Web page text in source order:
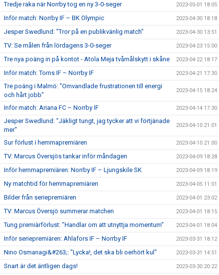
Tredje raka när Norrby tog en ny 3-0-seger 2023-05-01 18:05
Inför match: Norrby IF – BK Olympic 2023-04-30 18:18
Jesper Swedlund: "Tror på en publikvänlig match" 2023-04-30 13:51
TV: Se målen från lördagens 3-0-seger 2023-04-23 15:00
Tre nya poäng in på kontot - Atola Meja tvåmålskytt i skåne 2023-04-22 18:17
Inför match: Torns IF – Norrby IF 2023-04-21 17:30
Tre poäng i Malmö: "Omvandlade frustrationen till energi
och hårt jobb"
2023-04-15 18:24
Inför match: Ariana FC – Norrby IF 2023-04-14 17:30
Jesper Swedlund: "Jäkligt tungt, jag tycker att vi förtjänade
mer"
2023-04-10 21:01
Sur förlust i hemmapremiären 2023-04-10 21:00
TV: Marcus Översjös tankar inför måndagen 2023-04-09 18:28
Inför hemmapremiären: Norrby IF – Ljungskile SK 2023-04-09 18:19
Ny matchtid för hemmapremiären 2023-04-05 11:01
Bilder från seriepremiären 2023-04-01 23:02
TV: Marcus Översjö summerar matchen 2023-04-01 18:15
Tung premiärförlust: "Handlar om att utnyttja momentum" 2023-04-01 18:04
Inför seriepremiären: Ahlafors IF – Norrby IF 2023-03-31 18:12
Nino Osmanagi&#263;: "Lycka!, det ska bli oerhört kul" 2023-03-31 14:51
Snart är det äntligen dags! 2023-03-30 20:22